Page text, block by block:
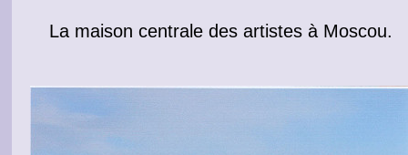
La maison centrale des artistes à Moscou.